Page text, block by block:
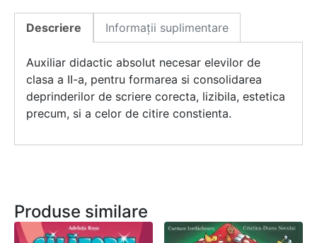
Descriere Informații suplimentare
Auxiliar didactic absolut necesar elevilor de
clasa a II-a, pentru formarea si consolidarea
deprinderilor de scriere corecta, lizibila, estetica
precum, si a celor de citire constienta.
Produse similare